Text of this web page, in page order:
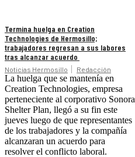
Termina huelga en Creation
Technologies de Hermosillo;
trabajadores regresan a sus labores
tras alcanzar acuerdo
Noticias Hermosillo Redacción
La huelga que se mantenía en
Creation Technologies, empresa
perteneciente al corporativo Sonora
Shelter Plan, llegó a su fin este
jueves luego de que representantes
de los trabajadores y la compañía
alcanzaran un acuerdo para
resolver el conflicto laboral.